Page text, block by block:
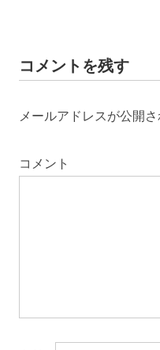
コメントを残す
メールアドレスが公開
コメント